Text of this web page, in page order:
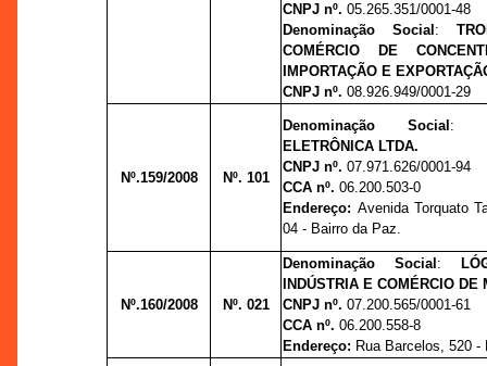
CNPJ nº. 05.265.351/0001-48
Denominação Social :
COMÉRCIO DE
IMPORTAÇÃO E
CNPJ nº. 08.926.949/0001-29
Nº.159/2008 Nº. 101
Denominação Social :
ELETRÔNICA LTDA.
CNPJ nº. 07.971.626/0001-94
CCA nº. 06.200.503-0
Endereço: Avenida Torquato
04 - Bairro da Paz.
Nº.160/2008 Nº. 021
Denominação Social :
INDÚSTRIA E COMÉRCIO DE
CNPJ nº. 07.200.565/0001-61
CCA nº. 06.200.558-8
Endereço: Rua Barcelos, 520 -